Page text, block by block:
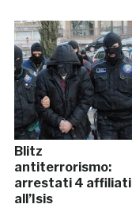
Blitz
antiterrorismo:
arrestati 4 affiliati
all’Isis